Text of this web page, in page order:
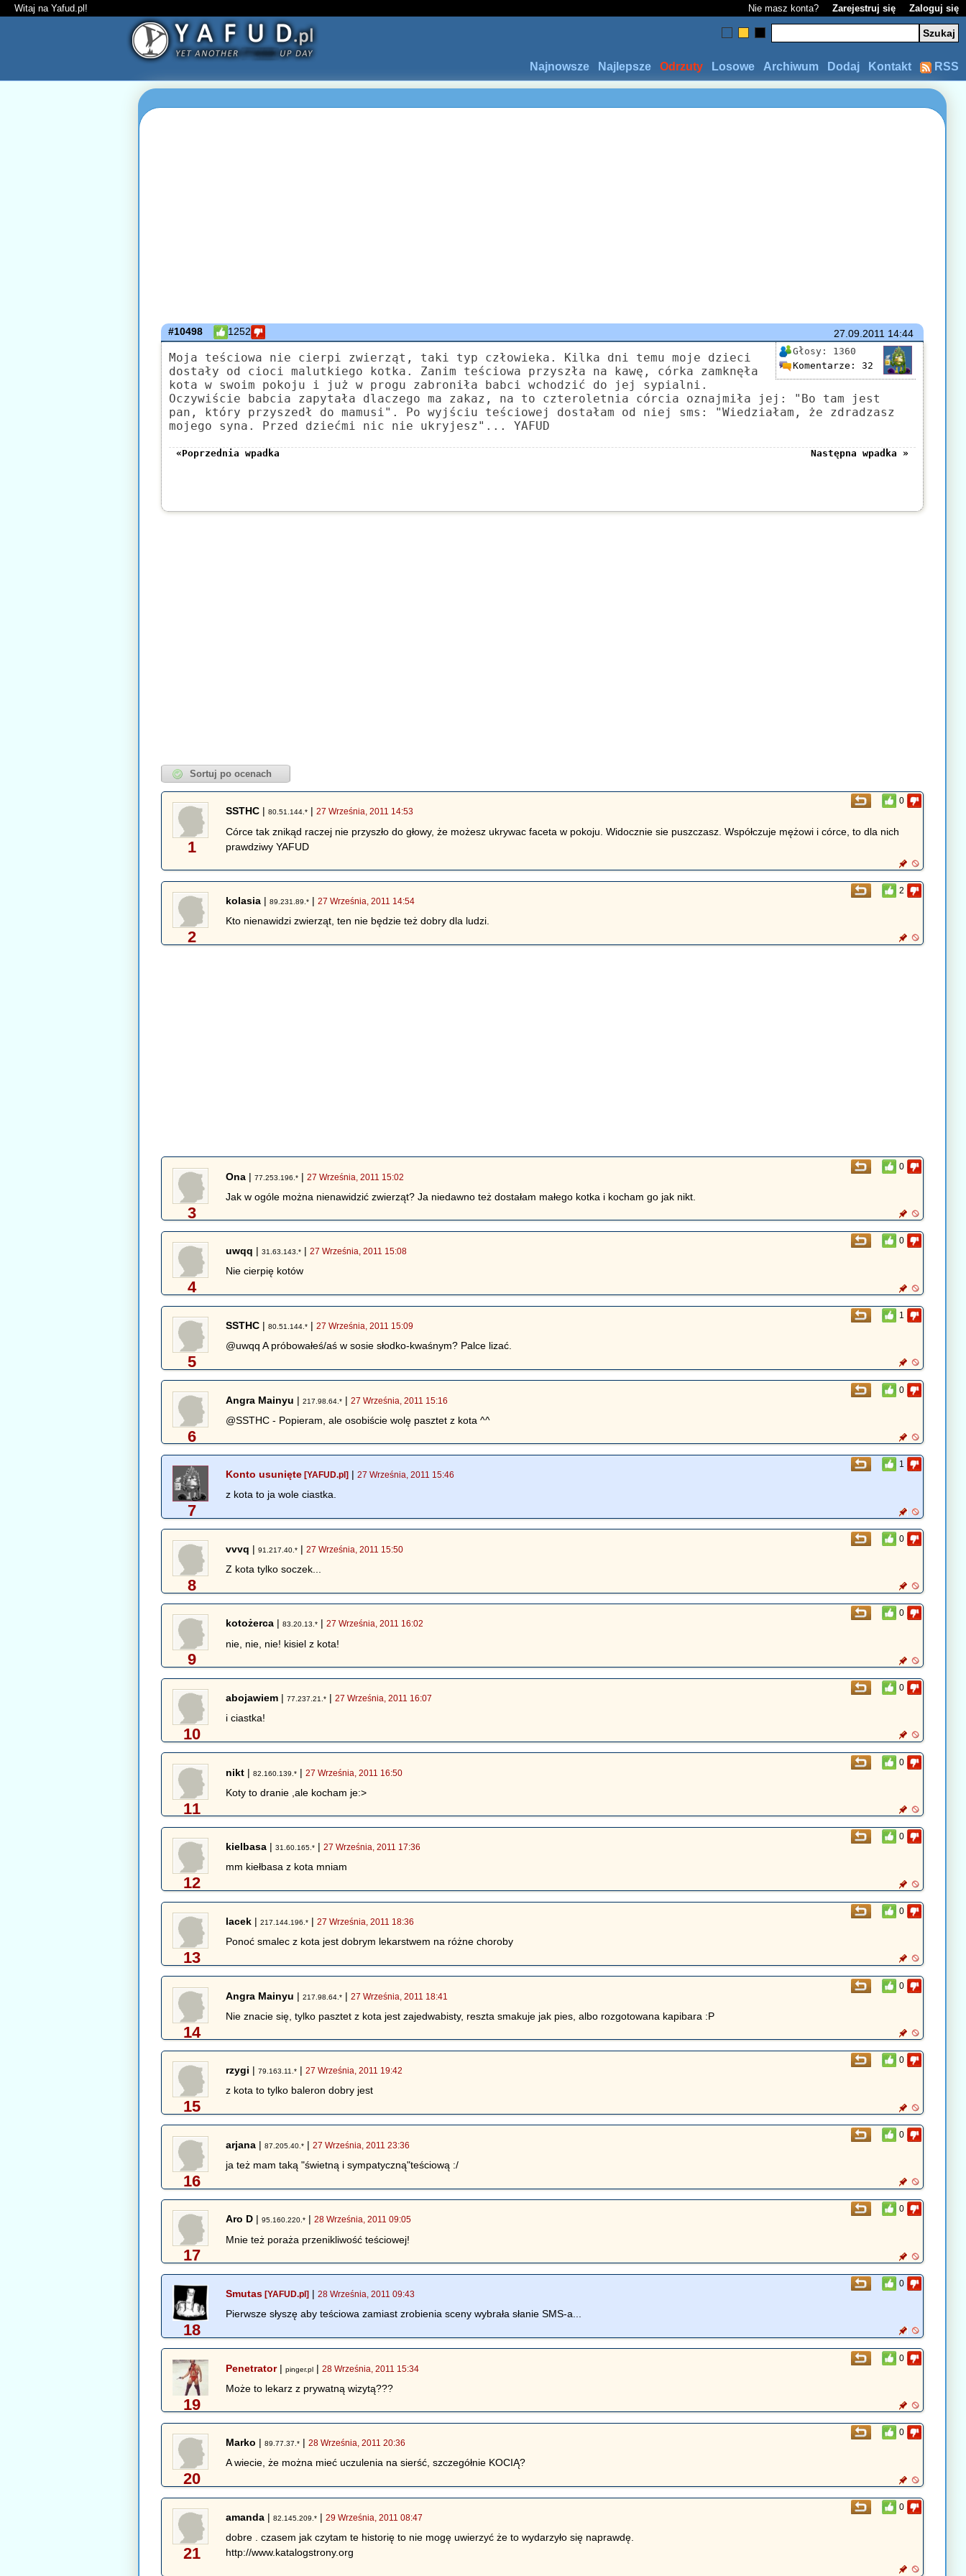
Witaj na Yafud.pl! Nie masz konta? Zarejestruj się Zaloguj się
RSS
Kontakt
Dodaj
Archiwum
Losowe
Odrzuty
Najlepsze
Najnowsze
27.09.2011 14:44
#10498 1252
Głosy: 1360
Komentarze: 32
Moja teściowa nie cierpi zwierząt, taki typ człowieka. Kilka dni temu moje dzieci
dostały od cioci malutkiego kotka. Zanim teściowa przyszła na kawę, córka zamknęła
kota w swoim pokoju i już w progu zabroniła babci wchodzić do jej sypialni.
Oczywiście babcia zapytała dlaczego ma zakaz, na to czteroletnia córcia oznajmiła jej: "Bo tam jest
pan, który przyszedł do mamusi". Po wyjściu teściowej dostałam od niej sms: "Wiedziałam, że zdradzasz
mojego syna. Przed dziećmi nic nie ukryjesz"... YAFUD
«Poprzednia wpadka Następna wpadka »
0
1
SSTHC |80.51.144.* |27 Września, 2011 14:53
Córce tak znikąd raczej nie przyszło do głowy, że możesz ukrywac faceta w pokoju. Widocznie sie puszczasz. Współczuje mężowi i córce, to dla nich
prawdziwy YAFUD
2
2
kolasia |89.231.89.* |27 Września, 2011 14:54
Kto nienawidzi zwierząt, ten nie będzie też dobry dla ludzi.
0
3
Ona |77.253.196.* |27 Września, 2011 15:02
Jak w ogóle można nienawidzić zwierząt? Ja niedawno też dostałam małego kotka i kocham go jak nikt.
0
4
uwqq |31.63.143.* |27 Września, 2011 15:08
Nie cierpię kotów
1
5
SSTHC |80.51.144.* |27 Września, 2011 15:09
@uwqq A próbowałeś/aś w sosie słodko-kwaśnym? Palce lizać.
0
6
Angra Mainyu |217.98.64.* |27 Września, 2011 15:16
@SSTHC - Popieram, ale osobiście wolę pasztet z kota ^^
1
7
Konto usunięte [YAFUD.pl] |27 Września, 2011 15:46
z kota to ja wole ciastka.
0
8
vvvq |91.217.40.* |27 Września, 2011 15:50
Z kota tylko soczek...
0
9
kotożerca |83.20.13.* |27 Września, 2011 16:02
nie, nie, nie! kisiel z kota!
0
10
abojawiem |77.237.21.* |27 Września, 2011 16:07
i ciastka!
0
11
nikt |82.160.139.* |27 Września, 2011 16:50
Koty to dranie ,ale kocham je:>
0
12
kielbasa |31.60.165.* |27 Września, 2011 17:36
mm kiełbasa z kota mniam
0
13
lacek |217.144.196.* |27 Września, 2011 18:36
Ponoć smalec z kota jest dobrym lekarstwem na różne choroby
0
14
Angra Mainyu |217.98.64.* |27 Września, 2011 18:41
Nie znacie się, tylko pasztet z kota jest zajedwabisty, reszta smakuje jak pies, albo rozgotowana kapibara :P
0
15
rzygi |79.163.11.* |27 Września, 2011 19:42
z kota to tylko baleron dobry jest
0
16
arjana |87.205.40.* |27 Września, 2011 23:36
ja też mam taką "świetną i sympatyczną"teściową :/
0
17
Aro D |95.160.220.* |28 Września, 2011 09:05
Mnie też poraża przenikliwość teściowej!
0
18
Smutas [YAFUD.pl] |28 Września, 2011 09:43
Pierwsze słyszę aby teściowa zamiast zrobienia sceny wybrała słanie SMS-a...
0
19
Penetrator|pinger.pl |28 Września, 2011 15:34
Może to lekarz z prywatną wizytą???
0
20
Marko |89.77.37.* |28 Września, 2011 20:36
A wiecie, że można mieć uczulenia na sierść, szczegółnie KOCIĄ?
0
21
amanda |82.145.209.* |29 Września, 2011 08:47
dobre . czasem jak czytam te historię to nie mogę uwierzyć że to wydarzyło się naprawdę.
http://www.katalogstrony.org